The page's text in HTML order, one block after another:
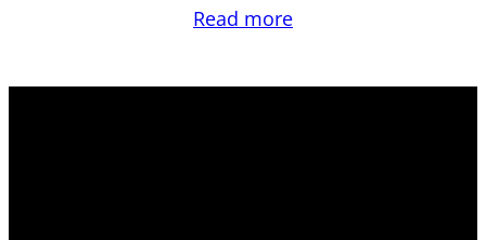
Read more